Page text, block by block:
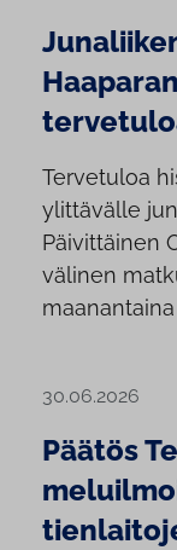
Tervetuloa
ylittävälle
Päivittäinen
välinen
maanantaina
30.06.2026
Päätös